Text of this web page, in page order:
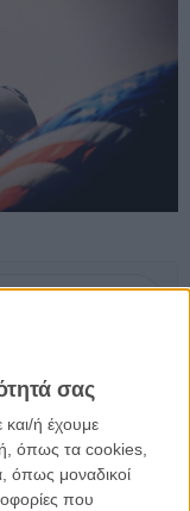
σας
και/ή έχουμε
όπως τα cookies,
όπως μοναδικοί
που
franchise
και... ηρωική. Η
Σκοπευτής»ήταν
στο αμερικανικό
δολάρια κι